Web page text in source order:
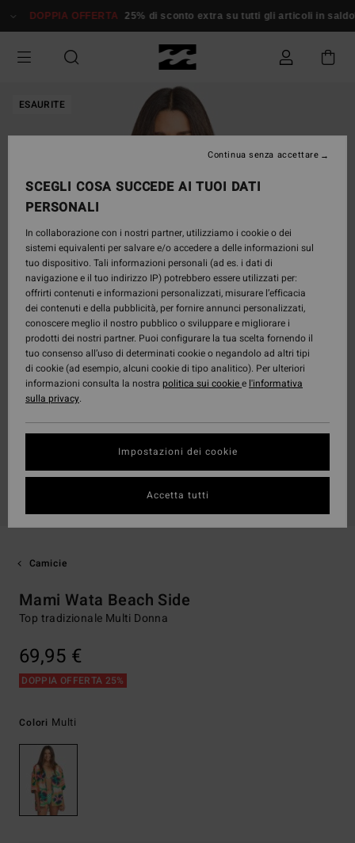
alle
prodotto
DOPPIA OFFERTA 25% di sconto extra su tutti gli articoli in saldo*
ESAURITE
Camicie
Mami Wata Beach Side
Top tradizionale Multi Donna
69,95 €
DOPPIA OFFERTA 25%
Colori Multi
SCEGLI COSA SUCCEDE AI TUOI DATI
PERSONALI
In collaborazione con i nostri partner, utilizziamo i cookie o dei
sistemi equivalenti per salvare e/o accedere a delle informazioni sul
tuo dispositivo. Tali informazioni personali (ad es. i dati di
navigazione e il tuo indirizzo IP) potrebbero essere utilizzati per:
offrirti contenuti e informazioni personalizzati, misurare l’efficacia
dei contenuti e della pubblicità, per fornire annunci personalizzati,
conoscere meglio il nostro pubblico o sviluppare e migliorare i
prodotti dei nostri partner. Puoi configurare la tua scelta fornendo il
tuo consenso all’uso di determinati cookie o negandolo ad altri tipi
di cookie (ad esempio, alcuni cookie di tipo analitico). Per ulteriori
informazioni consulta la nostra politica sui cookiee l'informativa
sulla privacy.
Impostazioni dei cookie
Continua senza accettare
Accetta tutti